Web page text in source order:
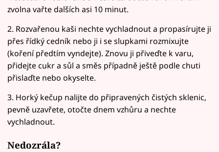
zvolna vařte dalších asi 10 minut.
2. Rozvařenou kaši nechte vychladnout a propasírujte ji
přes řídký cedník nebo ji i se slupkami rozmixujte
(koření předtím vyndejte). Znovu ji přiveďte k varu,
přidejte cukr a sůl a směs případně ještě podle chuti
přislaďte nebo okyselte.
3. Horký kečup nalijte do připravených čistých sklenic,
pevně uzavřete, otočte dnem vzhůru a nechte
vychladnout.
Nedozrála?